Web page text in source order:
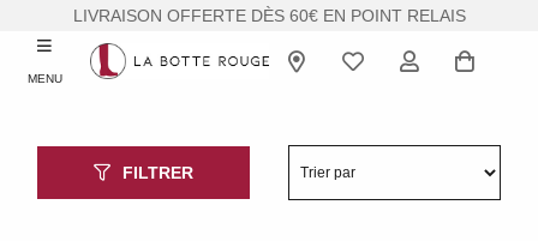
LIVRAISON OFFERTE DÈS 60€ EN POINT RELAIS
MENU
FILTRER